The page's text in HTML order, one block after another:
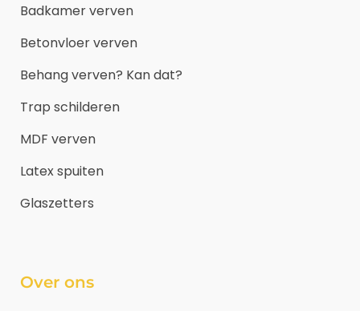
Badkamer verven
Betonvloer verven
Behang verven? Kan dat?
Trap schilderen
MDF verven
Latex spuiten
Glaszetters
Over ons